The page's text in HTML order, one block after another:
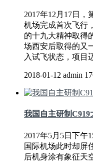
2017年12月17日，
机场完成首次飞行
的十九大精神取得
场西安后取得的又
入试飞状态，项目
2018-01-12 admin
我国自主研制
2017年5月5日下午
国际机场此时却屏
后机身涂有象征天